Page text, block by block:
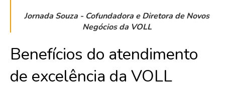
Jornada Souza - Cofundadora e Diretora de Novos
Negócios da VOLL
Benefícios do atendimento
de excelência da VOLL